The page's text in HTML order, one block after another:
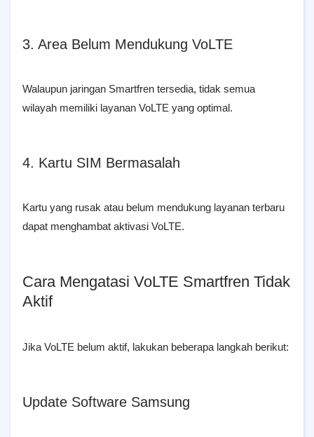
3. Area Belum Mendukung VoLTE
Walaupun jaringan Smartfren tersedia, tidak semua
wilayah memiliki layanan VoLTE yang optimal.
4. Kartu SIM Bermasalah
Kartu yang rusak atau belum mendukung layanan terbaru
dapat menghambat aktivasi VoLTE.
Cara Mengatasi VoLTE Smartfren Tidak
Aktif
Jika VoLTE belum aktif, lakukan beberapa langkah berikut:
Update Software Samsung